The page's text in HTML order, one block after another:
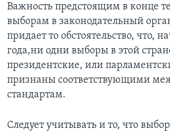
АМЕРИКА. БОЛЬШОЕ ПУТЕШЕСТВИЕ
ПОДПИСКА НА НОВОСТИ
Learning English
Языки
Важность предстоящим в конце
выборам в законодательный
придает то обстоятельство, что,
года,ни одни выборы в этой
президентские, или
признаны соответствующими
стандартам.
Следует учитывать и то, что